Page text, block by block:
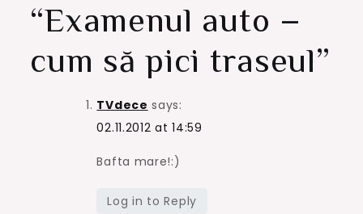
“Examenul auto –
cum să pici traseul”
TVdece says:
02.11.2012 at 14:59
Bafta mare!:)
Log in to Reply